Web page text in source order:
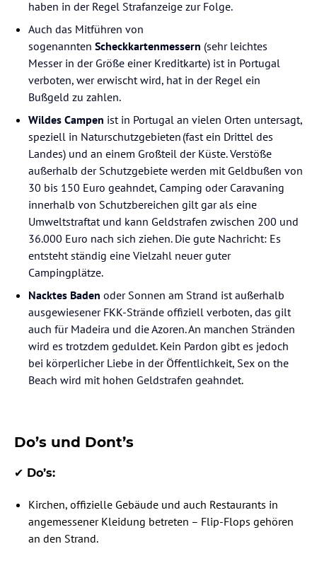
haben in der Regel Strafanzeige zur Folge.
Auch das Mitführen von
sogenannten Scheckkartenmessern (sehr leichtes
Messer in der Größe einer Kreditkarte) ist in Portugal
verboten, wer erwischt wird, hat in der Regel ein
Bußgeld zu zahlen.
Wildes Campen ist in Portugal an vielen Orten untersagt,
speziell in Naturschutzgebieten (fast ein Drittel des
Landes) und an einem Großteil der Küste. Verstöße
außerhalb der Schutzgebiete werden mit Geldbußen von
30 bis 150 Euro geahndet, Camping oder Caravaning
innerhalb von Schutzbereichen gilt gar als eine
Umweltstraftat und kann Geldstrafen zwischen 200 und
36.000 Euro nach sich ziehen. Die gute Nachricht: Es
entsteht ständig eine Vielzahl neuer guter
Campingplätze.
Nacktes Baden oder Sonnen am Strand ist außerhalb
ausgewiesener FKK-Strände offiziell verboten, das gilt
auch für Madeira und die Azoren. An manchen Stränden
wird es trotzdem geduldet. Kein Pardon gibt es jedoch
bei körperlicher Liebe in der Öffentlichkeit, Sex on the
Beach wird mit hohen Geldstrafen geahndet.
Do’s und Dont’s
✔️ Do’s:
Kirchen, offizielle Gebäude und auch Restaurants in
angemessener Kleidung betreten – Flip-Flops gehören
an den Strand.